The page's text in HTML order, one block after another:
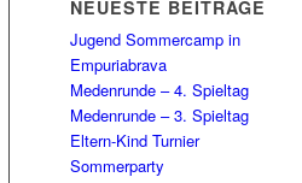
NEUESTE BEITRÄGE
Jugend Sommercamp in
Empuriabrava
Medenrunde – 4. Spieltag
Medenrunde – 3. Spieltag
Eltern-Kind Turnier
Sommerparty